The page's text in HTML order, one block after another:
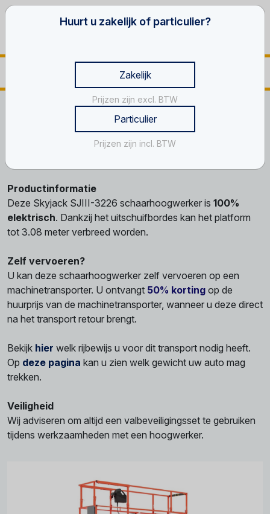
Werken op hoogte
Schaar hoogwerkers
Schaar, 10 m, smal
Productinformatie
Deze Skyjack SJIII-3226 schaarhoogwerker is 100%
elektrisch. Dankzij het uitschuifbordes kan het platform
tot 3.08 meter verbreed worden.
Zelf vervoeren?
U kan deze schaarhoogwerker zelf vervoeren op een
machinetransporter. U ontvangt 50% korting op de
huurprijs van de machinetransporter, wanneer u deze direct
na het transport retour brengt.
Bekijk hier welk rijbewijs u voor dit transport nodig heeft.
Op deze pagina kan u zien welk gewicht uw auto mag
trekken.
Veiligheid
Wij adviseren om altijd een valbeveiligingsset te gebruiken
tijdens werkzaamheden met een hoogwerker.
Huurt u zakelijk of particulier?
Zakelijk
Prijzen zijn excl. BTW
Particulier
Prijzen zijn incl. BTW